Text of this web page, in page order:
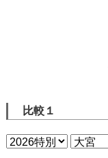
比較１